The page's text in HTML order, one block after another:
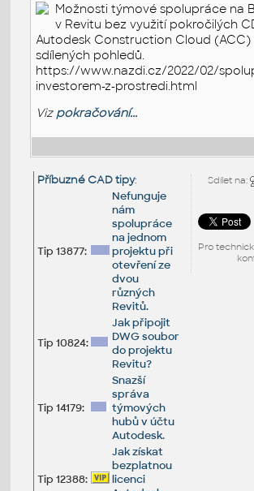
Možnosti týmové spolupráce na
v Revitu bez využití pokročilých
Autodesk Construction Cloud
sdílených pohledů.
https://www.nazdi.cz/2022/02/
investorem-z-prostredi.html
Viz pokračování...
Sdílet na:
Pro
Příbuzné CAD tipy:
Tip 13877:
Nefunguje
nám
spolupráce
na jednom
projektu při
otevření ze
dvou
různých
Revitů.
Tip 10824:
Jak připojit
DWG soubor
do projektu
Revitu?
Tip 14179:
Snazší
správa
týmových
hubů v účtu
Autodesk.
Tip 12388:
Jak získat
bezplatnou
licenci